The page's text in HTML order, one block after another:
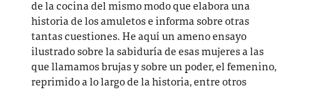
de la cocina del mismo modo que elabora una
historia de los amuletos e informa sobre otras
tantas cuestiones. He aquí un ameno ensayo
ilustrado sobre la sabiduría de esas mujeres a las
que llamamos brujas y sobre un poder, el femenino,
reprimido a lo largo de la historia, entre otros